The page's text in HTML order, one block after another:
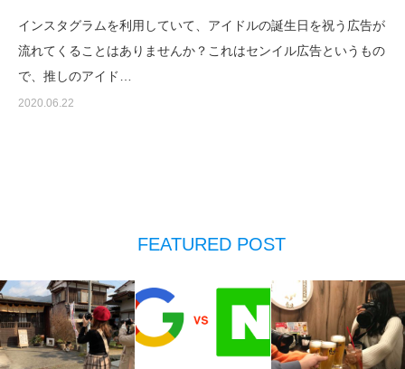
インスタグラムを利用していて、アイドルの誕生日を祝う広告が
流れてくることはありませんか？これはセンイル広告というもの
で、推しのアイド…
2020.06.22
FEATURED POST